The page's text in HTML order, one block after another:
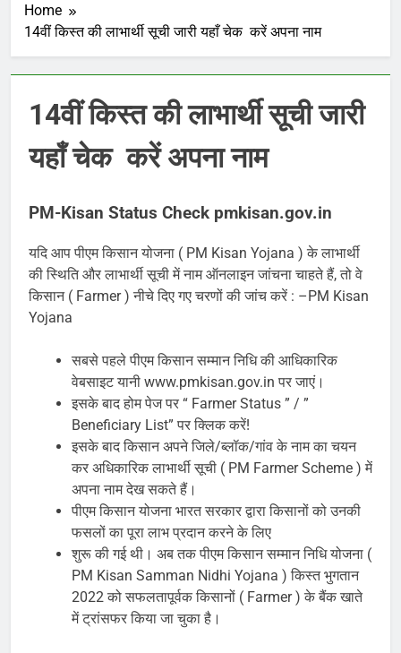
Home
14वीं किस्त की लाभार्थी सूची जारी यहाँ चेक करें अपना नाम
14वीं किस्त की लाभार्थी सूची जारी
यहाँ चेक करें अपना नाम
PM-Kisan Status Check pmkisan.gov.in
यदि आप पीएम किसान योजना ( PM Kisan Yojana ) के लाभार्थी
की स्थिति और लाभार्थी सूची में नाम ऑनलाइन जांचना चाहते हैं, तो वे
किसान ( Farmer ) नीचे दिए गए चरणों की जांच करें : –PM Kisan
Yojana
सबसे पहले पीएम किसान सम्मान निधि की आधिकारिक
वेबसाइट यानी www.pmkisan.gov.in पर जाएं।
इसके बाद होम पेज पर “ Farmer Status ” / ”
Beneficiary List” पर क्लिक करें!
इसके बाद किसान अपने जिले/ब्लॉक/गांव के नाम का चयन
कर अधिकारिक लाभार्थी सूची ( PM Farmer Scheme ) में
अपना नाम देख सकते हैं।
पीएम किसान योजना भारत सरकार द्वारा किसानों को उनकी
फसलों का पूरा लाभ प्रदान करने के लिए
शुरू की गई थी। अब तक पीएम किसान सम्मान निधि योजना (
PM Kisan Samman Nidhi Yojana ) किस्त भुगतान
2022 को सफलतापूर्वक किसानों ( Farmer ) के बैंक खाते
में ट्रांसफर किया जा चुका है।